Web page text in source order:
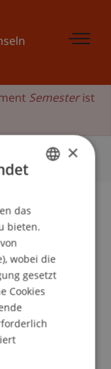
Semesterist
×
das
bieten.
wobei die
gesetzt
Cookies